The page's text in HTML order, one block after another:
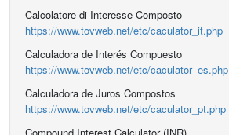
Calcolatore di Interesse Composto
https://www.tovweb.net/etc/caculator_it.php
Calculadora de Interés Compuesto
https://www.tovweb.net/etc/caculator_es.php
Calculadora de Juros Compostos
https://www.tovweb.net/etc/caculator_pt.php